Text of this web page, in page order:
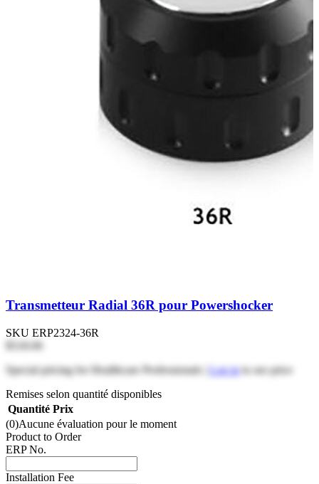
Transmetteur Radial 36R pour Powershocker
SKU ERP2324-36R
$518.06
Special pricing for Healthcare Professionals | Log into see price
Remises selon quantité disponibles
Quantité Prix
(0)Aucune évaluation pour le moment
Product to Order
ERP No.
Installation Fee